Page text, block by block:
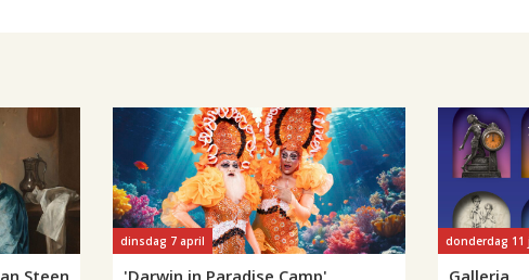
Steen
dinsdag 7 april
'Darwin in Paradise Camp'
donderdag 11
Galleria